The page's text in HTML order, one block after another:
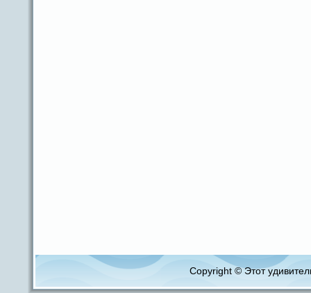
Copyright © Этот